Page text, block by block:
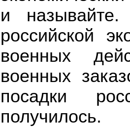
и
российской
военных
военных
посадки
получилось.